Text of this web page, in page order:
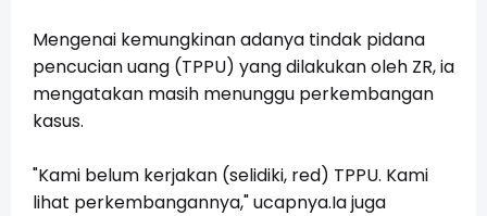
Mengenai kemungkinan adanya tindak pidana
pencucian uang (TPPU) yang dilakukan oleh ZR, ia
mengatakan masih menunggu perkembangan
kasus.
"Kami belum kerjakan (selidiki, red) TPPU. Kami
lihat perkembangannya," ucapnya.Ia juga